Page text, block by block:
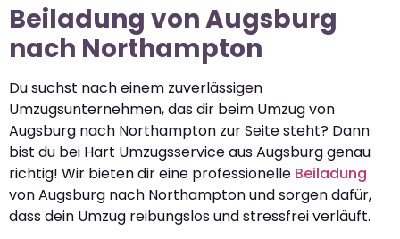
Beiladung von Augsburg
nach Northampton
Du suchst nach einem zuverlässigen
Umzugsunternehmen, das dir beim Umzug von
Augsburg nach Northampton zur Seite steht? Dann
bist du bei Hart Umzugsservice aus Augsburg genau
richtig! Wir bieten dir eine professionelle Beiladung
von Augsburg nach Northampton und sorgen dafür,
dass dein Umzug reibungslos und stressfrei verläuft.